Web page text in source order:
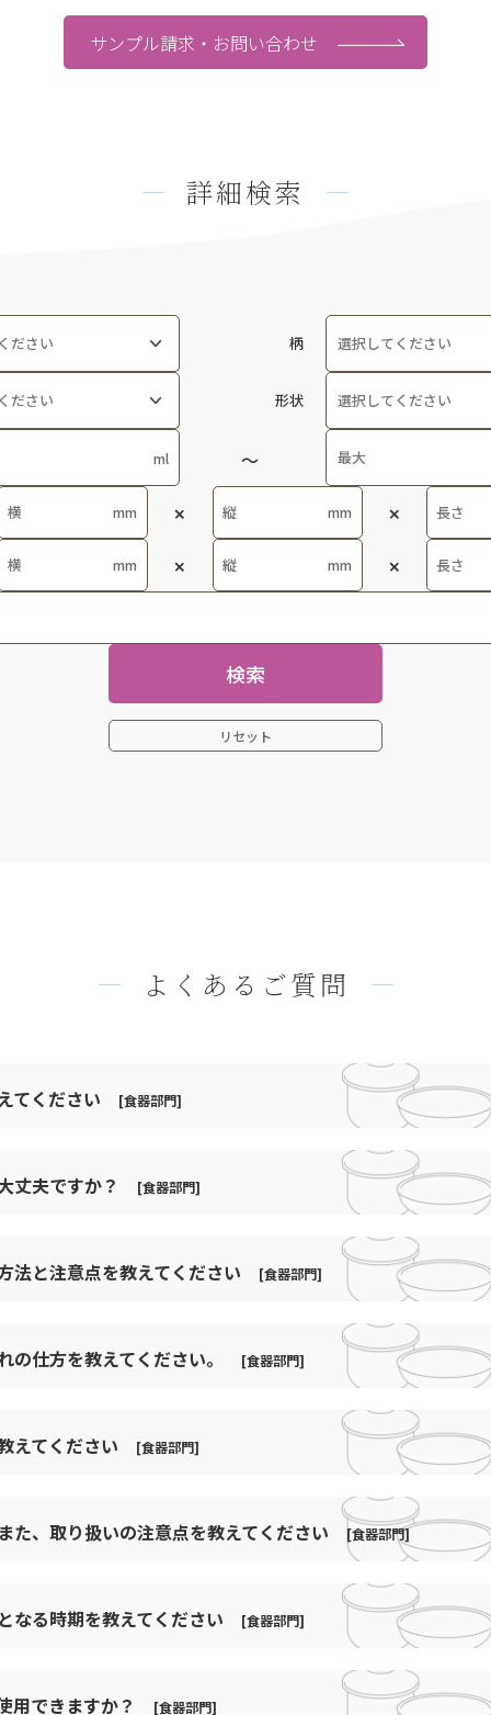
サンプル請求・お問い合わせ
詳細検索
柄
---
あかね
あかね内しのぶ
あけぼの
あんず内朱
うの花
うめ内白
おぐら
おぐら・ユニ
おぐら・ユニ(672F)
かごめ
かすみ
かなで
かりん
かれん
きはだ
きはだ・ユニ
きはだ・ユニ(672F)
きらび
形状
---
PP蓋カバー
UD食器
むし椀
コップ類
丸皿
丸鉢類
丼・椀類
保温類
小鉢
平皿類
弁当
弁当類
汁・吸物椀
汁椀類
深皿
深皿類
湯呑
煮物椀
箸・箸置
検索
リセット
よくあるご質問
てください [食器部門]
うえに軽くて丈夫であり、学校給食や社員食堂、病院給食な
。
のまま手で持つことができ、保温性にも優れています。
れが落ちやすく、洗浄後の水切りも早いので、スピーディー
丈夫ですか？ [食器部門]
全基準をクリアした製品をお届けしています。
スのCiba社で開発されました。以来、丈夫で、熱に強く
、フランス、ドイツなど世界数十各国での生産数量は年間
がしめすように、メラミン食器の安全性は世界各国で保証さ
て、昭和34年告示第370号（平成18年告示第201号）で食
ミン樹脂又はユリア樹脂を主成分とする合成樹脂製器具また
法と注意点を教えてください [食器部門]
ックの中では表面硬度に優れ、キズがつきにくい材質です。
くことがありますので、お取り扱いには十分ご注意ください
して、耐熱温度は約120℃、熱変形温度は約180℃、メラミ
、熱処理後の急冷等は製品劣化を招き食器の寿命を縮める
えない（特に食器が熱くなっているとき）
器などの食器を一緒に運搬しない。同一の材質、サイズ、形
わし、クレンザー、スチールウール、研磨粒子入りスポン
使用して洗浄しない
仕方を教えてください。 [食器部門]
プラスチック製食器の洗浄方法やお手入
で、ご参照ください。
えてください [食器部門]
い汚れは、定期的に漂白することで取り除くことが出来ま
が有りますが、食器の材質（素材）によっては、塩素系漂
につきましては、塩素系漂白剤を使用することにより、黄変
ません。
ましても、塩素系漂白剤で錆が生じるなどの劣化がみられ
やカタログ、食器の取扱い説明書を確認のうえ、ご使用く
た、取り扱いの注意点を教えてください [食器部門]
なる時期を教えてください [食器部門]
樹脂製食器の場合使用回数
洗浄機や保管庫使用した場合
用できますか？ [食器部門]